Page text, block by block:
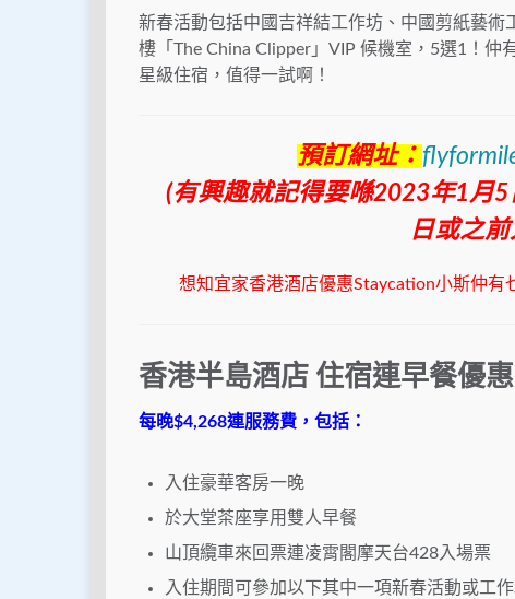
新春活動包括中國吉祥結工作坊、中國剪紙藝
樓「The China Clipper」VIP 候機室，5選1！
星級住宿，值得一試啊！
預訂網址：
(有興趣就記得要喺2023年1月
日或之
想知宜家香港酒店優惠Staycation小斯仲有
香港半島酒店 住宿連早餐優惠
每晚$4,268連服務費，包括：
入住豪華客房一晚
於大堂茶座享用雙人早餐
山頂纜車來回票連凌霄閣摩天台428入場票
入住期間可參加以下其中一項新春活動或工